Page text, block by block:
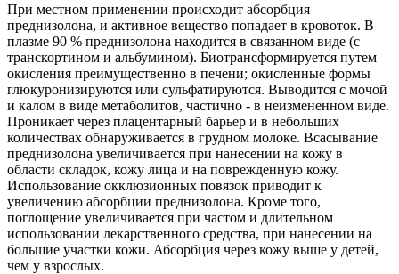
При местном применении происходит абсорбция
преднизолона, и активное вещество попадает в кровоток. В
плазме 90 % преднизолона находится в связанном виде (с
транскортином и альбумином). Биотрансформируется путем
окисления преимущественно в печени; окисленные формы
глюкуронизируются или сульфатируются. Выводится с мочой
и калом в виде метаболитов, частично - в неизмененном виде.
Проникает через плацентарный барьер и в небольших
количествах обнаруживается в грудном молоке. Всасывание
преднизолона увеличивается при нанесении на кожу в
области складок, кожу лица и на поврежденную кожу.
Использование окклюзионных повязок приводит к
увеличению абсорбции преднизолона. Кроме того,
поглощение увеличивается при частом и длительном
использовании лекарственного средства, при нанесении на
большие участки кожи. Абсорбция через кожу выше у детей,
чем у взрослых.